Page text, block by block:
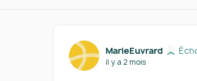
Forum
MarieEuvrard
il y a 2 mois